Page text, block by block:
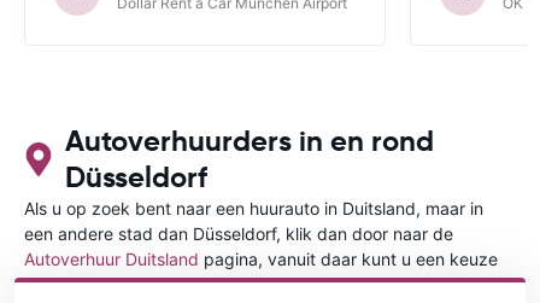
Autoverhuurders in en rond
Düsseldorf
Als u op zoek bent naar een huurauto in Duitsland, maar in
een andere stad dan Düsseldorf, klik dan door naar de
Autoverhuur Duitsland pagina, vanuit daar kunt u een keuze
maken in welke stad in Duitsland u een auto huren wilt.